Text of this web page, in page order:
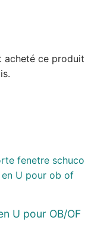
acheté ce produit
U pour OB/OF